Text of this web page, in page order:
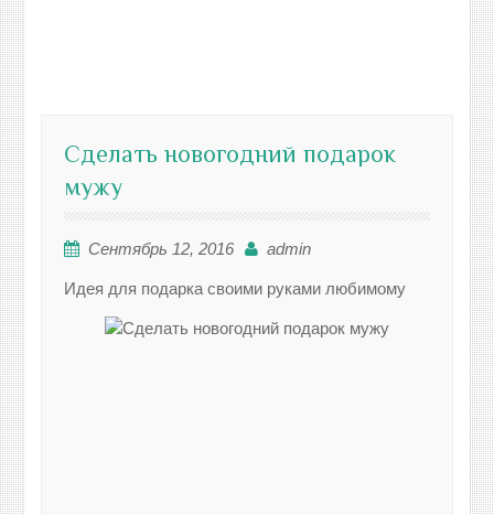
Сделать новогодний подарок
мужу
Сентябрь 12, 2016 admin
Идея для подарка своими руками любимому